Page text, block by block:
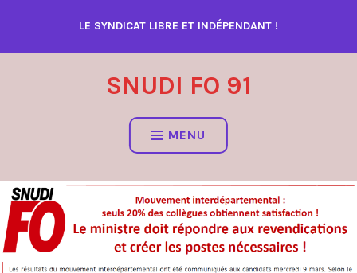
contenu
LE SYNDICAT LIBRE ET INDÉPENDANT !
SNUDI FO 91
MENU